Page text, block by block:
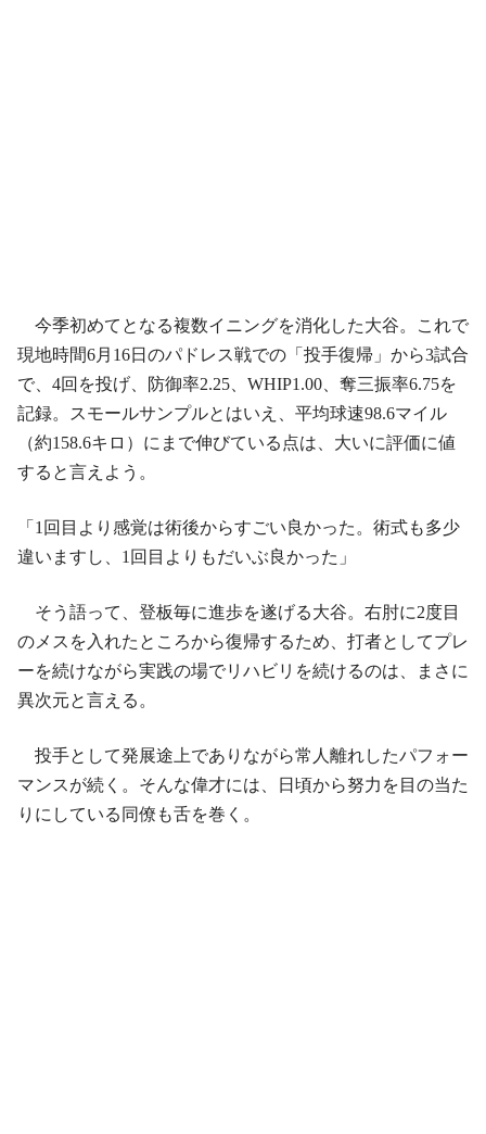
今季初めてとなる複数イニングを消化した大谷。これで
現地時間6月16日のパドレス戦での「投手復帰」から3試合
で、4回を投げ、防御率2.25、WHIP1.00、奪三振率6.75を
記録。スモールサンプルとはいえ、平均球速98.6マイル
（約158.6キロ）にまで伸びている点は、大いに評価に値
すると言えよう。
「1回目より感覚は術後からすごい良かった。術式も多少
違いますし、1回目よりもだいぶ良かった」
そう語って、登板毎に進歩を遂げる大谷。右肘に2度目
のメスを入れたところから復帰するため、打者としてプレ
ーを続けながら実践の場でリハビリを続けるのは、まさに
異次元と言える。
投手として発展途上でありながら常人離れしたパフォー
マンスが続く。そんな偉才には、日頃から努力を目の当た
りにしている同僚も舌を巻く。